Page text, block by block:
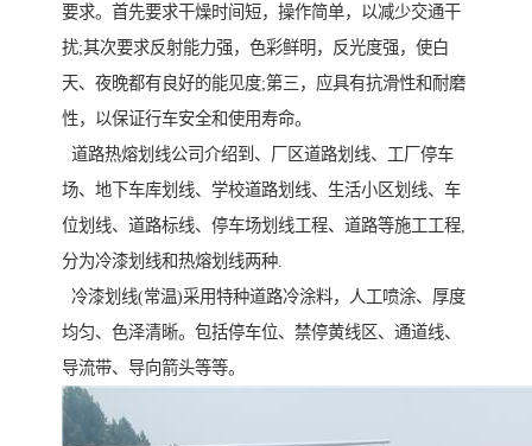
要求。首先要求干燥时间短，操作简单，以减少交通干
扰;其次要求反射能力强，色彩鲜明，反光度强，使白
天、夜晚都有良好的能见度;第三，应具有抗滑性和耐磨
性，以保证行车安全和使用寿命。
道路热熔划线公司介绍到、厂区道路划线、工厂停车
场、地下车库划线、学校道路划线、生活小区划线、车
位划线、道路标线、停车场划线工程、道路等施工工程,
分为冷漆划线和热熔划线两种.
冷漆划线(常温)采用特种道路冷涂料，人工喷涂、厚度
均匀、色泽清晰。包括停车位、禁停黄线区、通道线、
导流带、导向箭头等等。